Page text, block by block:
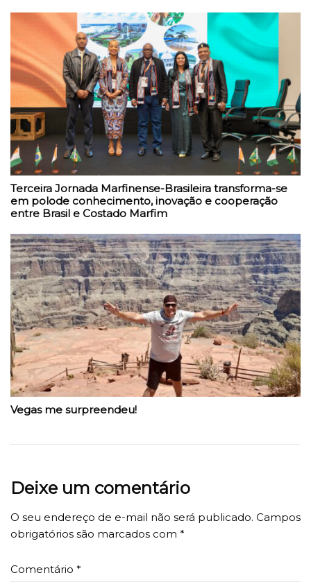
Terceira Jornada Marfinense-Brasileira transforma-se
em polode conhecimento, inovação e cooperação
entre Brasil e Costado Marfim
Vegas me surpreendeu!
Deixe um comentário
O seu endereço de e-mail não será publicado. Campos
obrigatórios são marcados com *
Comentário *